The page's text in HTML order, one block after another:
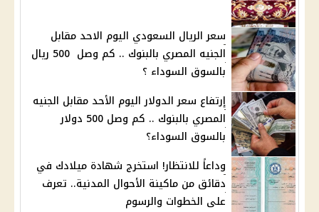
سعر الريال السعودي اليوم الاحد مقابل
الجنيه المصري بالبنوك .. كم وصل 500 ريال
بالسوق السوداء ؟
إرتفاع سعر الدولار اليوم الأحد مقابل الجنيه
المصري بالبنوك .. كم وصل 500 دولار
بالسوق السوداء؟
وداعاً للانتظار! استخرج شهادة ميلادك في
دقائق من ماكينة الأحوال المدنية.. تعرف
على الخطوات والرسوم